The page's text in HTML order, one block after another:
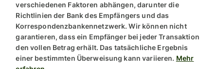
verschiedenen Faktoren abhängen, darunter die
Richtlinien der Bank des Empfängers und das
Korrespondenzbankennetzwerk. Wir können nicht
garantieren, dass ein Empfänger bei jeder Transaktion
den vollen Betrag erhält. Das tatsächliche Ergebnis
einer bestimmten Überweisung kann variieren. Mehr